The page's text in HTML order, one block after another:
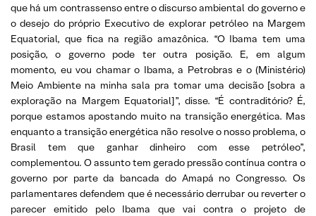
que há um contrassenso entre o discurso ambiental do governo e
o desejo do próprio Executivo de explorar petróleo na Margem
Equatorial, que fica na região amazônica. “O Ibama tem uma
posição, o governo pode ter outra posição. E, em algum
momento, eu vou chamar o Ibama, a Petrobras e o (Ministério)
Meio Ambiente na minha sala pra tomar uma decisão [sobra a
exploração na Margem Equatorial]”, disse. “É contraditório? É,
porque estamos apostando muito na transição energética. Mas
enquanto a transição energética não resolve o nosso problema, o
Brasil tem que ganhar dinheiro com esse petróleo”,
complementou. O assunto tem gerado pressão contínua contra o
governo por parte da bancada do Amapá no Congresso. Os
parlamentares defendem que é necessário derrubar ou reverter o
parecer emitido pelo Ibama que vai contra o projeto de